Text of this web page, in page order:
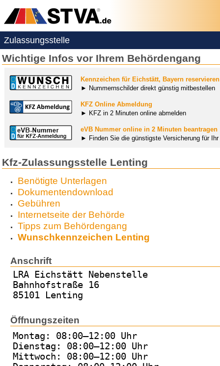
Zulassungsstelle
Wichtige Infos vor Ihrem Behördengang
Kennzeichen für Eichstätt, Bayern reservieren
► Nummernschilder direkt günstig mitbestellen
KFZ Online Abmeldung
► KFZ in 2 Minuten online abmelden
eVB Nummer online in 2 Minuten beantragen
► Finden Sie die günstigste Versicherung für
Kfz-Zulassungsstelle Lenting
Benötigte Unterlagen
Dokumentendownload
Gebühren
Internetseite der Behörde
Tipps zum Behördengang
Wunschkennzeichen Lenting
Anschrift
LRA Eichstätt Nebenstelle
Bahnhofstraße 16
85101 Lenting
Öffnungszeiten
Montag: 08:00–12:00 Uhr
Dienstag: 08:00–12:00 Uhr
Mittwoch: 08:00–12:00 Uhr